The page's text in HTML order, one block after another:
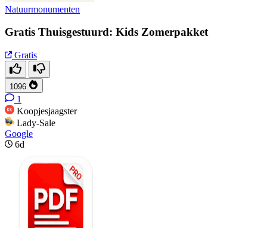
Natuurmonumenten
Gratis Thuisgestuurd: Kids Zomerpakket
Gratis
1096
1
Koopjesjaagster
Lady-Sale
Google
6d